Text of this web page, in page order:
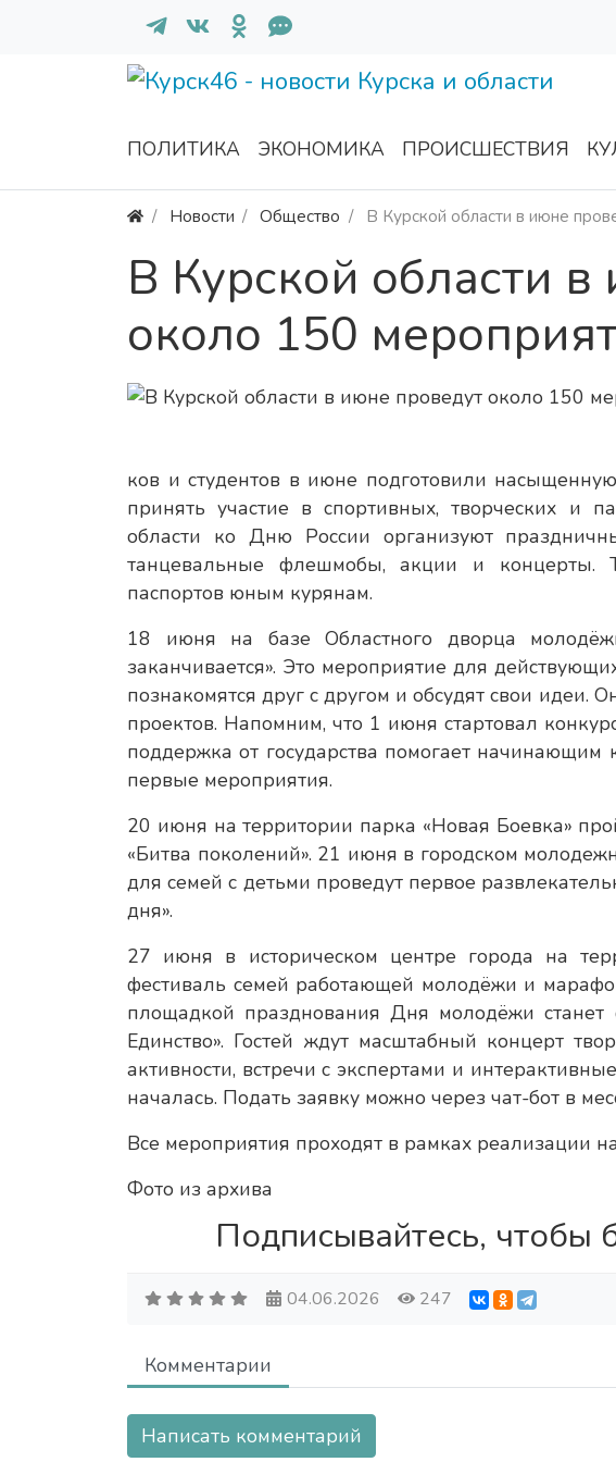
ПОЛИТИКА ЭКОНОМИКА ПРОИСШЕСТВИЯ
Новости Общество В Курской области в июне
В Курской области
около 150
ков и студентов в июне подготовили
принять участие в спортивных, творческих и
области ко Дню России организуют
танцевальные флешмобы, акции и концерты.
паспортов юным курянам.
18 июня на базе Областного дворца
заканчивается». Это мероприятие для
познакомятся друг с другом и обсудят свои идеи.
проектов. Напомним, что 1 июня стартовал
поддержка от государства помогает
первые мероприятия.
20 июня на территории парка «Новая Боевка»
«Битва поколений». 21 июня в городском
для семей с детьми проведут первое
дня».
27 июня в историческом центре города на
фестиваль семей работающей молодёжи и
площадкой празднования Дня молодёжи станет
Единство». Гостей ждут масштабный концерт
активности, встречи с экспертами и
началась. Подать заявку можно через чат-бот в
Все мероприятия проходят в рамках реализации
Фото из архива
Подписывайтесь, чтобы
04.06.2026 247
Комментарии
Написать комментарий